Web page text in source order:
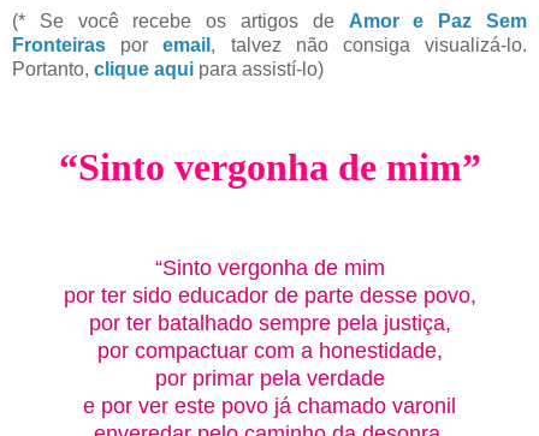
(* Se você recebe os artigos de Amor e Paz Sem
Fronteiras por email , talvez não consiga visualizá-lo.
Portanto, clique aqui para assistí-lo)
“Sinto vergonha de mim”
“Sinto vergonha de mim
por ter sido educador de parte desse povo,
por ter batalhado sempre pela justiça,
por compactuar com a honestidade,
por primar pela verdade
e por ver este povo já chamado varonil